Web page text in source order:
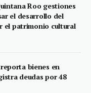
Roo gestiones
el desarrollo del
el patrimonio cultural
bienes en
deudas por 48